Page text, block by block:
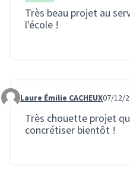
Très beau projet au
l'école !
Commentaire 3139
Laure Émilie CACHEUX07/12/
Très chouette projet
concrétiser bientôt !